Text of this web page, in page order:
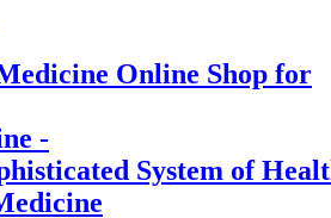
Online Shop for
-
System of